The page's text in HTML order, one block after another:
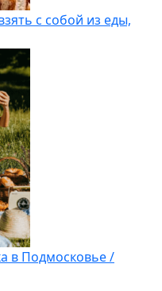
с собой из еды,
в Подмосковье /